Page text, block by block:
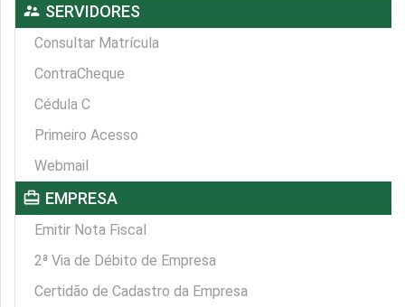
supervisor_account SERVIDORES
Consultar Matrícula
ContraCheque
Cédula C
Primeiro Acesso
Webmail
card_travel EMPRESA
Emitir Nota Fiscal
2ª Via de Débito de Empresa
Certidão de Cadastro da Empresa